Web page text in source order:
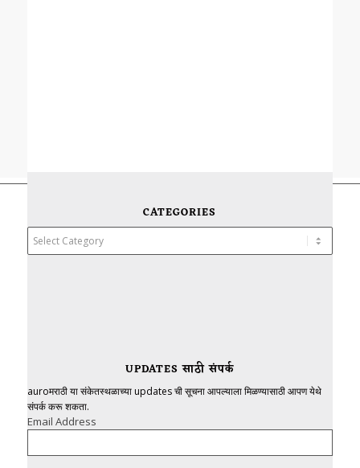
CATEGORIES
Categories
UPDATES साठी संपर्क
auroमराठी या संकेतस्थळाच्या updates ची सूचना आपल्याला मिळण्यासाठी आपण येथे
संपर्क करू शकता.
Email Address